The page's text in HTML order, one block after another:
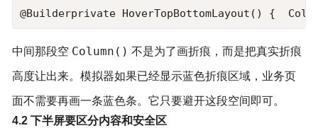
@Builderprivate HoverTopBottomLayout() {
中间那段空 Column() 不是为了画折痕，而是把真实折痕
高度让出来。模拟器如果已经显示蓝色折痕区域，业务页
面不需要再画一条蓝色条。它只要避开这段空间即可。
4.2 下半屏要区分内容和安全区